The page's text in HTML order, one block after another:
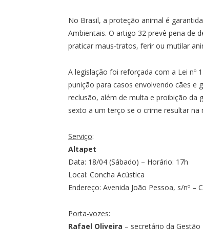
No Brasil, a proteção animal é
Ambientais. O artigo 32 prevê pena de
praticar maus-tratos, ferir ou mutilar
A legislação foi reforçada com a Lei nº
punição para casos envolvendo cães e
reclusão, além de multa e proibição da
sexto a um terço se o crime resultar na
Serviço:
Altapet
Data: 18/04 (Sábado) – Horário: 17h
Local: Concha Acústica
Endereço: Avenida João Pessoa, s/nº –
Porta-vozes:
Rafael Oliveira – secretário da